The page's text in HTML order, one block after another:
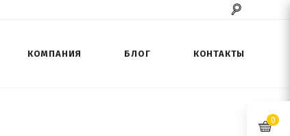
КОМПАНИЯ БЛОГ КОНТАКТЫ
0